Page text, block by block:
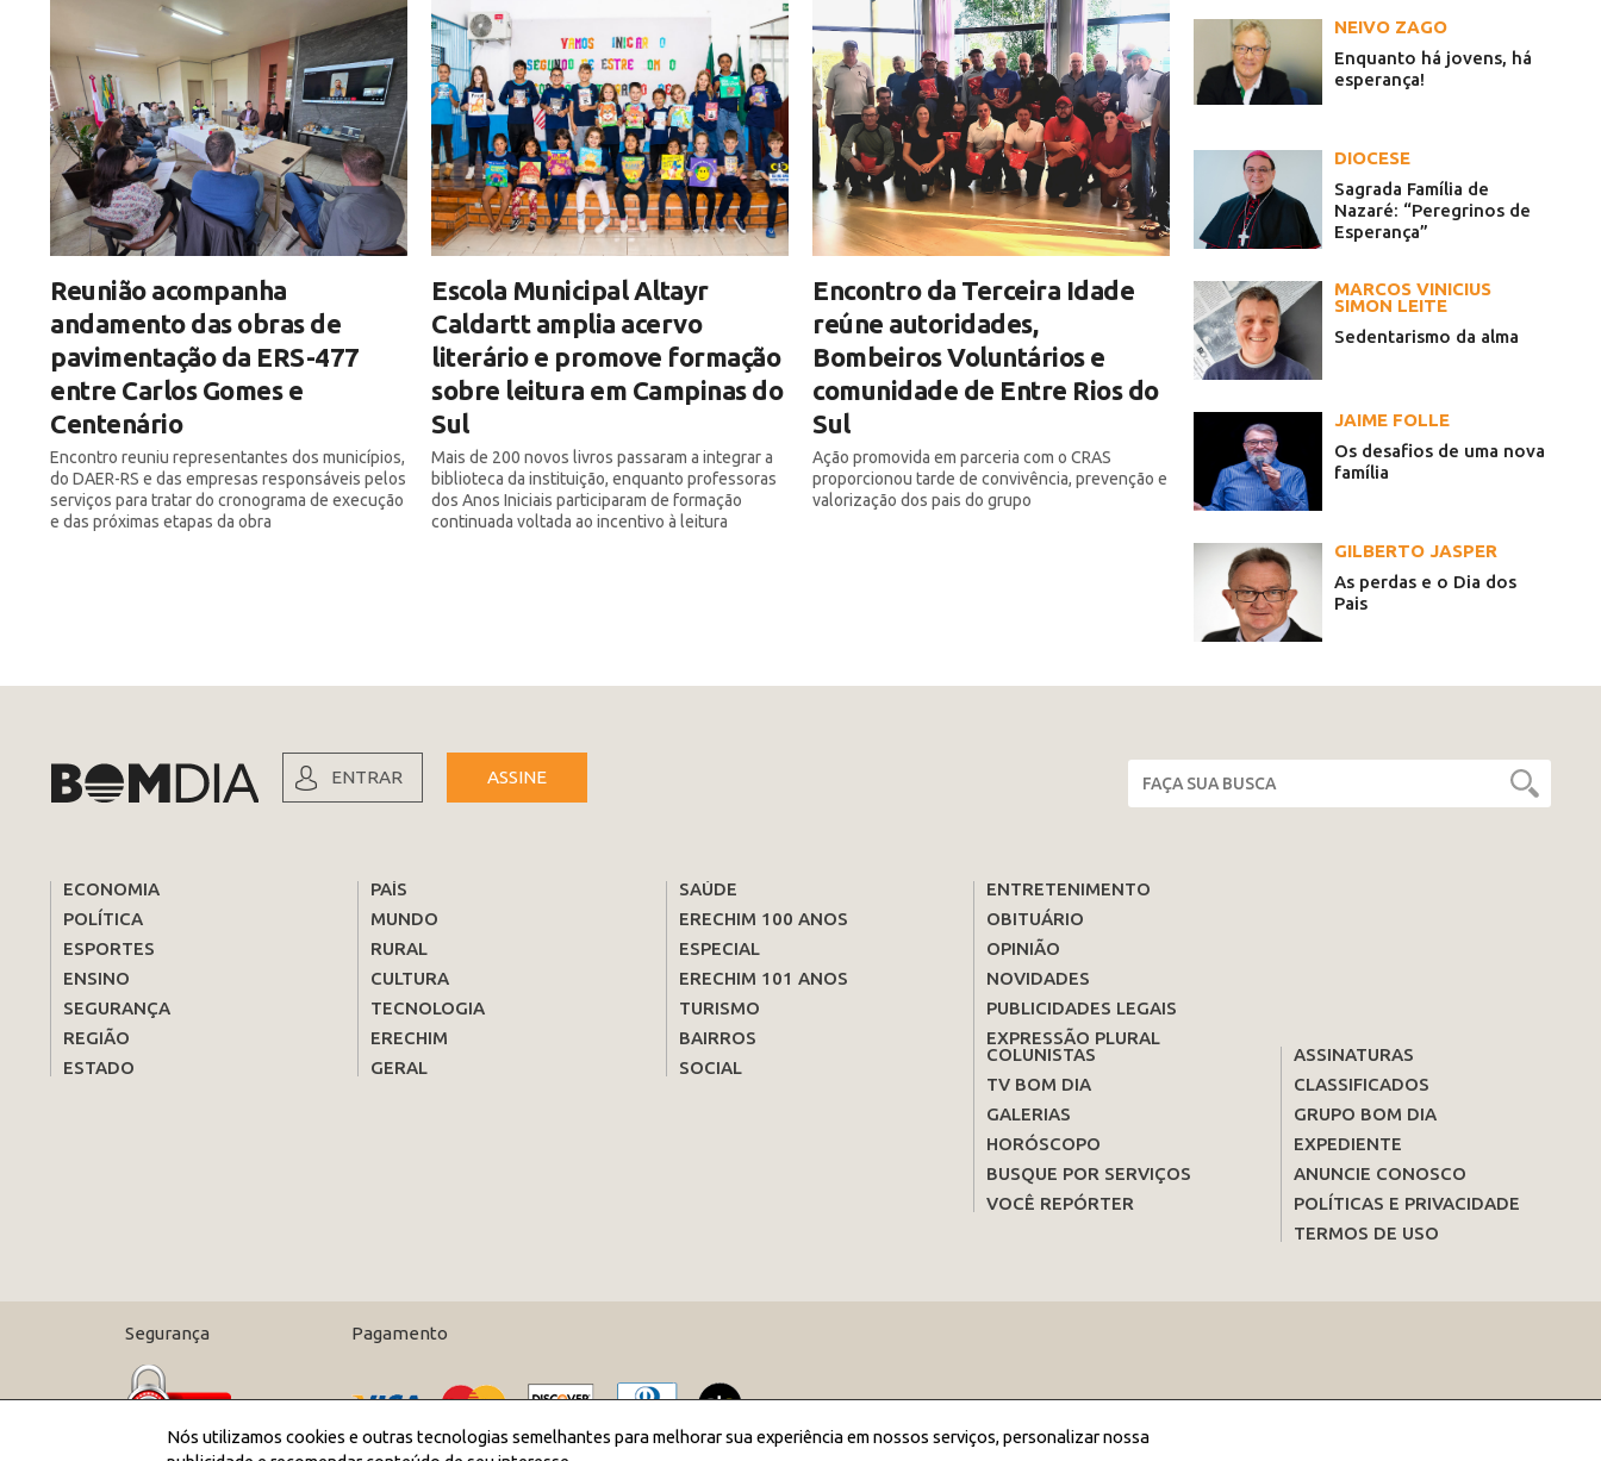
Reunião acompanha
andamento das obras de
pavimentação da ERS-477
entre Carlos Gomes e
Centenário
Encontro reuniu representantes dos municípios,
do DAER-RS e das empresas responsáveis pelos
serviços para tratar do cronograma de execução
e das próximas etapas da obra
Escola Municipal Altayr
Caldartt amplia acervo
literário e promove formação
sobre leitura em Campinas do
Sul
Mais de 200 novos livros passaram a integrar a
biblioteca da instituição, enquanto professoras
dos Anos Iniciais participaram de formação
continuada voltada ao incentivo à leitura
Encontro da Terceira Idade
reúne autoridades,
Bombeiros Voluntários e
comunidade de Entre Rios do
Sul
Ação promovida em parceria com o CRAS
proporcionou tarde de convivência, prevenção e
valorização dos pais do grupo
NEIVO ZAGO
Enquanto há jovens, há
esperança!
DIOCESE
Sagrada Família de
Nazaré: “Peregrinos de
Esperança”
MARCOS VINICIUS
SIMON LEITE
Sedentarismo da alma
JAIME FOLLE
Os desafios de uma nova
família
GILBERTO JASPER
As perdas e o Dia dos
Pais
ENTRAR ASSINE
ECONOMIA
POLÍTICA
ESPORTES
ENSINO
SEGURANÇA
REGIÃO
ESTADO
PAÍS
MUNDO
RURAL
CULTURA
TECNOLOGIA
ERECHIM
GERAL
SAÚDE
ERECHIM 100 ANOS
ESPECIAL
ERECHIM 101 ANOS
TURISMO
BAIRROS
SOCIAL
ENTRETENIMENTO
OBITUÁRIO
OPINIÃO
NOVIDADES
PUBLICIDADES LEGAIS
EXPRESSÃO PLURAL
COLUNISTAS
TV BOM DIA
GALERIAS
HORÓSCOPO
BUSQUE POR SERVIÇOS
VOCÊ REPÓRTER
ASSINATURAS
CLASSIFICADOS
GRUPO BOM DIA
EXPEDIENTE
ANUNCIE CONOSCO
POLÍTICAS E PRIVACIDADE
TERMOS DE USO
Segurança Pagamento
Nós utilizamos cookies e outras tecnologias semelhantes para melhorar sua experiência em nossos serviços, personalizar nossa